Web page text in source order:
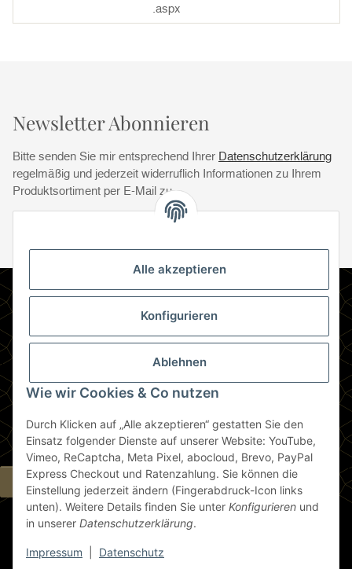
Alle akzeptieren
Konfigurieren
Ablehnen
Wie wir Cookies & Co nutzen
Durch Klicken auf „Alle akzeptieren“ gestatten Sie den
Einsatz folgender Dienste auf unserer Website: YouTube,
Vimeo, ReCaptcha, Meta Pixel, abocloud, Brevo, PayPal
Express Checkout und Ratenzahlung. Sie können die
Einstellung jederzeit ändern (Fingerabdruck-Icon links
unten). Weitere Details finden Sie unter Konfigurieren und
in unserer Datenschutzerklärung.
Impressum Datenschutz
.aspx
Newsletter Abonnieren
Bitte senden Sie mir entsprechend Ihrer Datenschutzerklärung
regelmäßig und jederzeit widerruflich Informationen zu Ihrem
Produktsortiment per E-Mail zu.
Newsletter Abonnieren
Informationen
Gesetzliche Informationen
Zahlungsmethoden
Berlin
Widerrufsbutton
* Alle Preise inkl. gesetzlicher USt., zzgl.
© die espressonisten GmbH